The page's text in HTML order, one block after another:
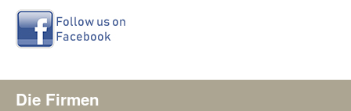
Die Firmen